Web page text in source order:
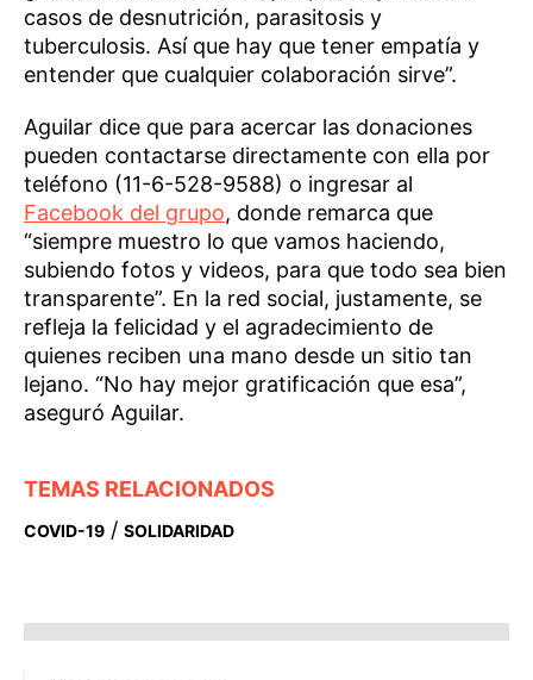
casos de desnutrición, parasitosis y
tuberculosis. Así que hay que tener empatía y
entender que cualquier colaboración sirve”.
Aguilar dice que para acercar las donaciones
pueden contactarse directamente con ella por
teléfono (11-6-528-9588) o ingresar al
Facebook del grupo, donde remarca que
“siempre muestro lo que vamos haciendo,
subiendo fotos y videos, para que todo sea bien
transparente”. En la red social, justamente, se
refleja la felicidad y el agradecimiento de
quienes reciben una mano desde un sitio tan
lejano. “No hay mejor gratificación que esa”,
aseguró Aguilar.
TEMAS RELACIONADOS
COVID-19 / SOLIDARIDAD